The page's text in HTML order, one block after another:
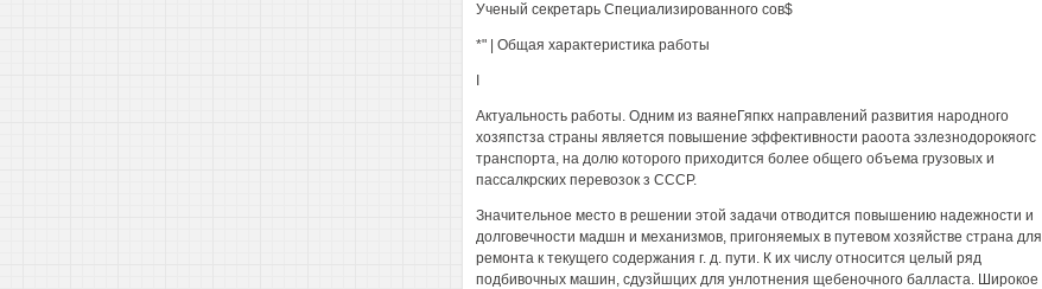
Ученый секретарь Специализированного сов$
*" | Общая характеристика работы
Актуальность работы. Одним из ваянеГяпкх направлений развития народного
хозяпстза страны является повышение эффективности раоота эзлезнодорокяогс
транспорта, на долю которого приходится более общего объема грузовых и
пассалкрских перевозок з СССР.
Значительное место в решении этой задачи отводится повышению надежности и
долговечности мадшн и механизмов, пригоняемых в путевом хозяйстве страна для
ремонта к текущего содержания г. д. пути. К их числу относится целый ряд
подбивочных машин, сдузйшцих для унлотнения щебеночного балласта. Широкое